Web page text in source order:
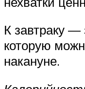
К завтраку —
которую
накануне.